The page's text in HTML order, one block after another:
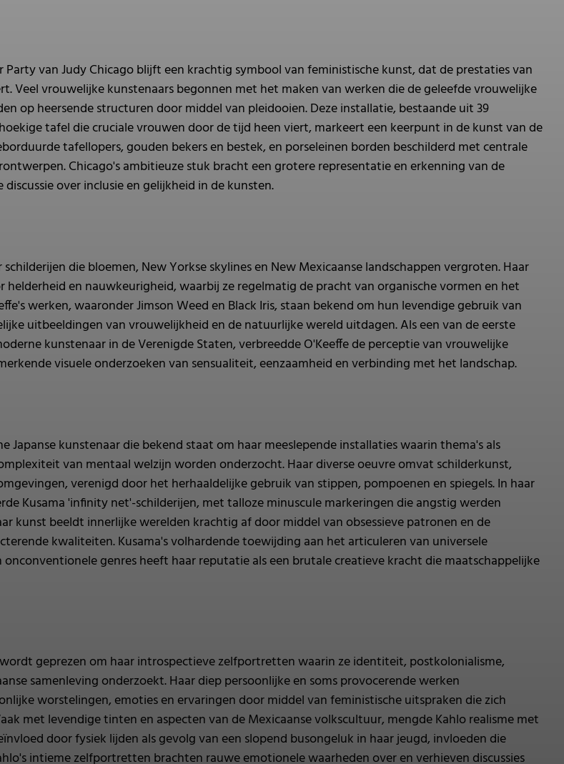
van Judy Chicago blijft een krachtig symbool van feministische kunst, dat de prestaties van
Veel vrouwelijke kunstenaars begonnen met het maken van werken die de geleefde vrouwelijke
op heersende structuren door middel van pleidooien. Deze installatie, bestaande uit 39
tafel die cruciale vrouwen door de tijd heen viert, markeert een keerpunt in de kunst van de
tafellopers, gouden bekers en bestek, en porseleinen borden beschilderd met centrale
Chicago's ambitieuze stuk bracht een grotere representatie en erkenning van de
over inclusie en gelijkheid in de kunsten.
die bloemen, New Yorkse skylines en New Mexicaanse landschappen vergroten. Haar
en nauwkeurigheid, waarbij ze regelmatig de pracht van organische vormen en het
werken, waaronder Jimson Weed en Black Iris, staan bekend om hun levendige gebruik van
uitbeeldingen van vrouwelijkheid en de natuurlijke wereld uitdagen. Als een van de eerste
kunstenaar in de Verenigde Staten, verbreedde O'Keeffe de perceptie van vrouwelijke
visuele onderzoeken van sensualiteit, eenzaamheid en verbinding met het landschap.
Japanse kunstenaar die bekend staat om haar meeslepende installaties waarin thema's als
van mentaal welzijn worden onderzocht. Haar diverse oeuvre omvat schilderkunst,
verenigd door het herhaaldelijke gebruik van stippen, pompoenen en spiegels. In haar
Kusama 'infinity net'-schilderijen, met talloze minuscule markeringen die angstig werden
kunst beeldt innerlijke werelden krachtig af door middel van obsessieve patronen en de
kwaliteiten. Kusama's volhardende toewijding aan het articuleren van universele
genres heeft haar reputatie als een brutale creatieve kracht die maatschappelijke
wordt geprezen om haar introspectieve zelfportretten waarin ze identiteit, postkolonialisme,
samenleving onderzoekt. Haar diep persoonlijke en soms provocerende werken
worstelingen, emoties en ervaringen door middel van feministische uitspraken die zich
met levendige tinten en aspecten van de Mexicaanse volkscultuur, mengde Kahlo realisme met
door fysiek lijden als gevolg van een slopend busongeluk in haar jeugd, invloeden die
intieme zelfportretten brachten rauwe emotionele waarheden over en verhieven discussies